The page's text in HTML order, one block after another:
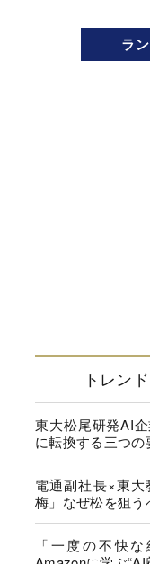
ラ
トレン
東大松尾研発AI
に転換する三つの
電通副社長×東
梅」なぜ松を狙う
「一度の不快